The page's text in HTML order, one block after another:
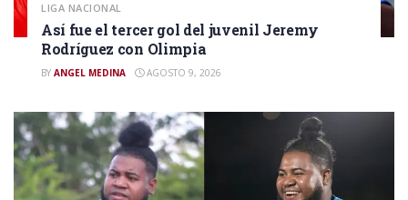
LIGA NACIONAL
Así fue el tercer gol del juvenil Jeremy
Rodríguez con Olimpia
BY ANGEL MEDINA AGOSTO 9, 2026